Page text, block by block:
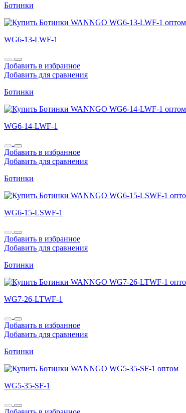
Ботинки
WG6-13-LWF-1
Добавить в избранное
Добавить для сравнения
Ботинки
WG6-14-LWF-1
Добавить в избранное
Добавить для сравнения
Ботинки
WG6-15-LSWF-1
Добавить в избранное
Добавить для сравнения
Ботинки
WG7-26-LTWF-1
Добавить в избранное
Добавить для сравнения
Ботинки
WG5-35-SF-1